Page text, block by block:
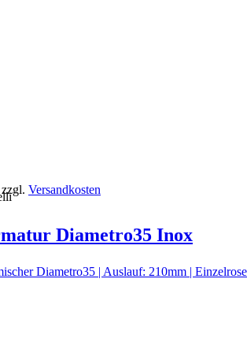
Versandkosten
Diametro35 Inox